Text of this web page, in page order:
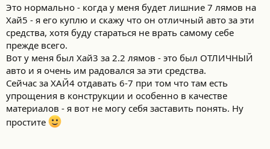
Это нормально - когда у меня будет лишние 7 лямов на
Хай5 - я его куплю и скажу что он отличный авто за эти
средства, хотя буду стараться не врать самому себе
прежде всего.
Вот у меня был Хай3 за 2.2 лямов - это был ОТЛИЧНЫЙ
авто и я очень им радовался за эти средства.
Сейчас за ХАЙ4 отдавать 6-7 при том что там есть
упрощения в конструкции и особенно в качестве
материалов - я вот не могу себя заставить понять. Ну
простите